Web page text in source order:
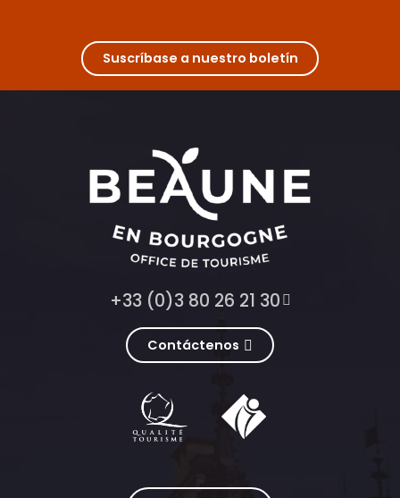
Suscríbase a nuestro boletín
+33 (0)3 80 26 21 30
Contáctenos